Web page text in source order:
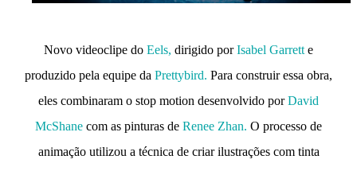
Novo videoclipe do Eels, dirigido porIsabel Garrett e
produzido pela equipe da Prettybird. Para construir essa obra,
eles combinaram o stop motion desenvolvido porDavid
McShane com as pinturas de Renee Zhan. O processo de
animação utilizou a técnica de criar ilustrações com tinta